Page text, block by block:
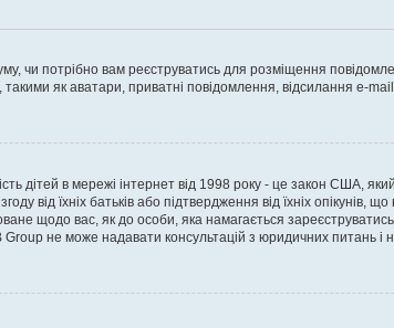
чи потрібно вам реєструватись для розміщення
як аватари, приватні повідомлення, відсилання e-
дітей в мережі інтернет від 1998 року - це закон США,
від їхніх батьків або підтвердження від їхніх опікунів,
щодо вас, як до особи, яка намагається
не може надавати консультацій з юридичних питань і